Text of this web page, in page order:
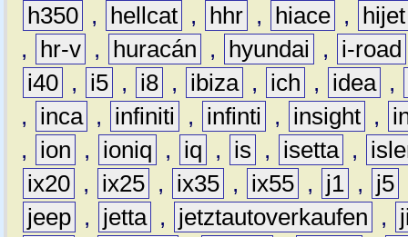
h350 , hellcat , hhr , hiace ,
hijet
,
hr-v , huracán , hyundai ,
i-road
i40 , i5 , i8 , ibiza , ich , idea ,
,
inca , infiniti , infinti , insight ,
,
ion , ioniq , iq , is , isetta ,
ix20 , ix25 , ix35 , ix55 , j1 , j5
jeep , jetta , jetztautoverkaufen ,